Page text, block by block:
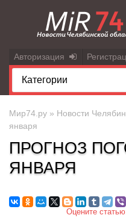
Авторизация
Мир74.ру » Новости
января
ПРОГНОЗ
ЯНВАРЯ
Оцените